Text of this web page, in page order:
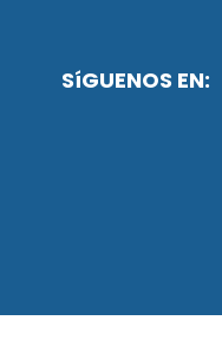
SíGUENOS EN: